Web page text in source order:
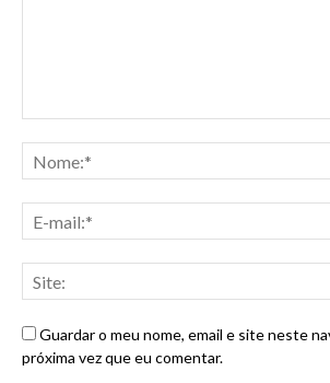
Guardar o meu nome, email e site neste
próxima vez que eu comentar.